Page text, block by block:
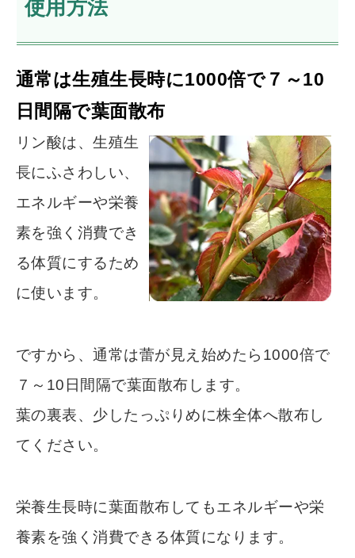
使用方法
通常は生殖生長時に1000倍で７～10
日間隔で葉面散布
リン酸は、生殖生
長にふさわしい、
エネルギーや栄養
素を強く消費でき
る体質にするため
に使います。
ですから、通常は蕾が見え始めたら1000倍で
７～10日間隔で葉面散布します。
葉の裏表、少したっぷりめに株全体へ散布し
てください。
栄養生長時に葉面散布してもエネルギーや栄
養素を強く消費できる体質になります。